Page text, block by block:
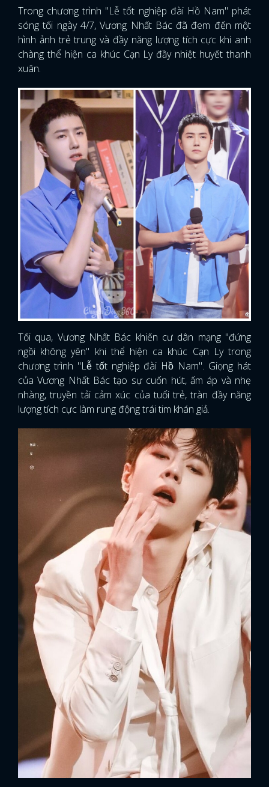
Trong chương trình "Lễ tốt nghiệp đài Hồ Nam" phát
sóng tối ngày 4/7, Vương Nhất Bác đã đem đến một
hình ảnh trẻ trung và đầy năng lượng tích cực khi anh
chàng thể hiện ca khúc Cạn Ly đầy nhiệt huyết thanh
xuân.
Tối qua, Vương Nhất Bác khiến cư dân mạng "đứng
ngồi không yên" khi thể hiện ca khúc Cạn Ly trong
chương trình "Lễ tốt nghiệp đài Hồ Nam". Giọng hát
của Vương Nhất Bác tạo sự cuốn hút, ấm áp và nhẹ
nhàng, truyền tải cảm xúc của tuổi trẻ, tràn đầy năng
lượng tích cực làm rung động trái tim khán giả.